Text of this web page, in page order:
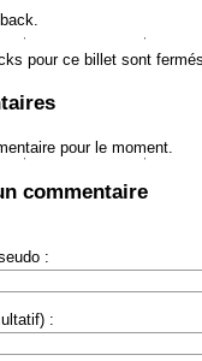
pour ce billet sont
pour le moment.
commentaire
:
: